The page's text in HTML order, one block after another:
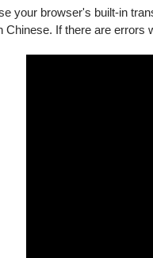
your browser's built-in
Chinese. If there are errors
方式點選連結：
請出示證件）